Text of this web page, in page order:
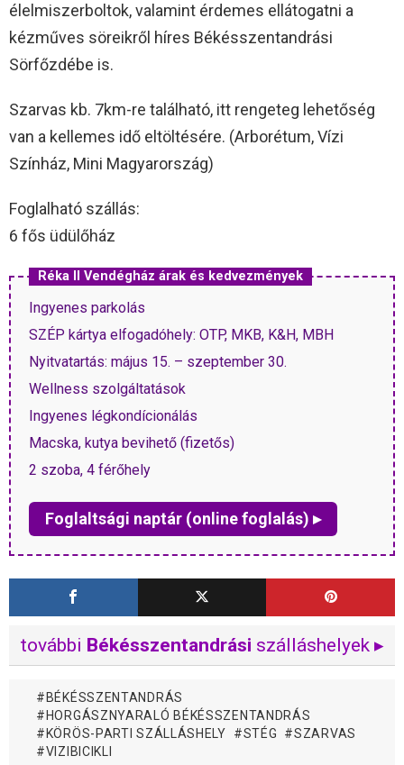
élelmiszerboltok, valamint érdemes ellátogatni a
kézműves söreikről híres Békésszentandrási
Sörfőzdébe is.
Szarvas kb. 7km-re található, itt rengeteg lehetőség
van a kellemes idő eltöltésére. (Arborétum, Vízi
Színház, Mini Magyarország)
Foglalható szállás:
6 fős üdülőház
Réka II Vendégház árak és kedvezmények
Ingyenes parkolás
SZÉP kártya elfogadóhely: OTP, MKB, K&H, MBH
Nyitvatartás: május 15. – szeptember 30.
Wellness szolgáltatások
Ingyenes légkondícionálás
Macska, kutya bevihető (fizetős)
2 szoba, 4 férőhely
Foglaltsági naptár (online foglalás) ▸
további Békésszentandrási szálláshelyek ▸
BÉKÉSSZENTANDRÁS
HORGÁSZNYARALÓ BÉKÉSSZENTANDRÁS
KÖRÖS-PARTI SZÁLLÁSHELY
STÉG
SZARVAS
VIZIBICIKLI